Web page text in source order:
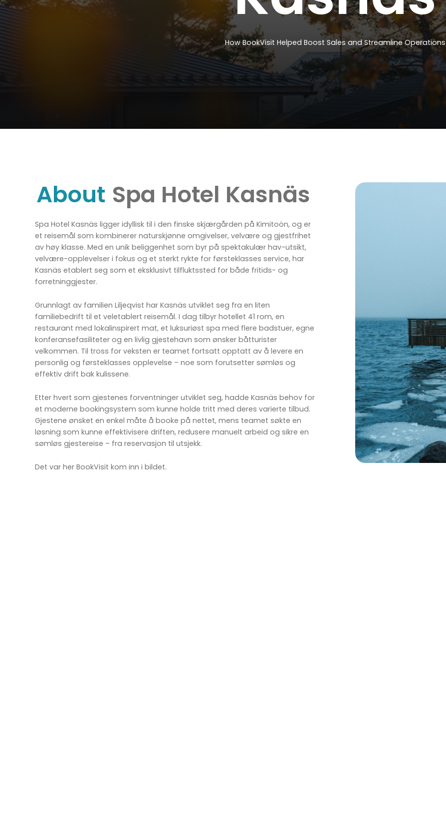
How BookVisit Helped Boost Sales and Streamline Operations
About Spa Hotel Kasnäs
Spa Hotel Kasnäs ligger idyllisk til i den finske skjærgården på Kimitoön, og er
et reisemål som kombinerer naturskjønne omgivelser, velvære og gjestfrihet
av høy klasse. Med en unik beliggenhet som byr på spektakulær hav-utsikt,
velvære-opplevelser i fokus og et sterkt rykte for førsteklasses service, har
Kasnäs etablert seg som et eksklusivt tilfluktssted for både fritids- og
forretninggjester.
Grunnlagt av familien Liljeqvist har Kasnäs utviklet seg fra en liten
familiebedrift til et veletablert reisemål. I dag tilbyr hotellet 41 rom, en
restaurant med lokalinspirert mat, et luksuriøst spa med flere badstuer, egne
konferansefasiliteter og en livlig gjestehavn som ønsker båtturister
velkommen. Til tross for veksten er teamet fortsatt opptatt av å levere en
personlig og førsteklasses opplevelse – noe som forutsetter sømløs og
effektiv drift bak kulissene.
Etter hvert som gjestenes forventninger utviklet seg, hadde Kasnäs behov for
et moderne bookingsystem som kunne holde tritt med deres varierte tilbud.
Gjestene ønsket en enkel måte å booke på nettet, mens teamet søkte en
løsning som kunne effektivisere driften, redusere manuelt arbeid og sikre en
sømløs gjestereise – fra reservasjon til utsjekk.
Det var her BookVisit kom inn i bildet.